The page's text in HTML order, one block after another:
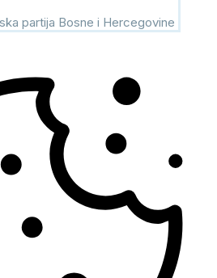
partija Bosne i Hercegovine